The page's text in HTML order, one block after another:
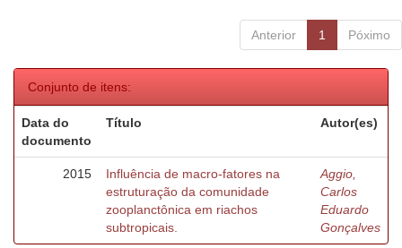
Anterior 1 Póximo
Conjunto de itens:
Data do
documento
Título Autor(es)
2015
Influência de macro-fatores na
estruturação da comunidade
zooplanctônica em riachos
subtropicais.
Aggio,
Carlos
Eduardo
Gonçalves